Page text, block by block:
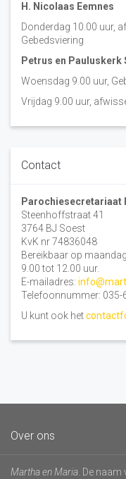
H. Nicolaas Eemnes
Donderdag 10.00 uur,
Gebedsviering
Petrus en Pauluskerk
Woensdag 9.00 uur,
Vrijdag 9.00 uur,
Contact
Parochiesecretariaat
Steenhoffstraat 41
3764 BJ Soest
KvK nr 74836048
Bereikbaar op
9.00 tot 12.00 uur.
E-mailadres:
Telefoonnummer: 035-
U kunt ook het
Over ons
Martha en Maria . De